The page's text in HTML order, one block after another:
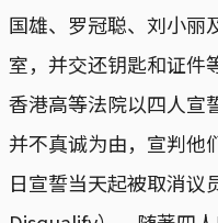
国雄、罗冠聪、刘小丽
室，并交还钥匙和证件
香港高等法院以四人宣
并不真诚为由，宣判他
日宣誓当天起被取消